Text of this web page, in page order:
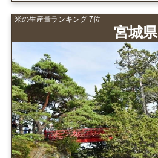
米の生産量ランキング 7位
宮城県